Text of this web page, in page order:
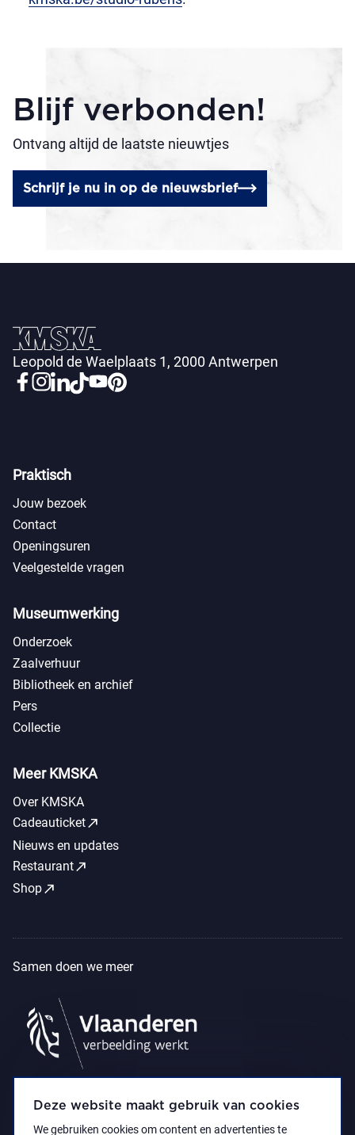
Deze website maakt gebruik van cookies
We gebruiken cookies om content en advertenties te
Blijf verbonden!
Ontvang altijd de laatste nieuwtjes
Schrijf je nu in op de nieuwsbrief
Leopold de Waelplaats 1, 2000 Antwerpen
Praktisch
Jouw bezoek
Contact
Openingsuren
Veelgestelde vragen
Museumwerking
Onderzoek
Zaalverhuur
Bibliotheek en archief
Pers
Collectie
Meer KMSKA
Over KMSKA
Cadeauticketcall_made
Nieuws en updates
Restaurantcall_made
Shopcall_made
Samen doen we meer